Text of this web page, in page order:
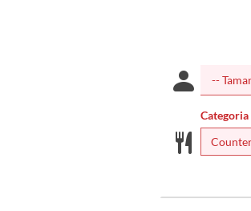
Categoria